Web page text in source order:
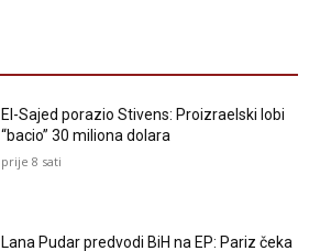
El-Sajed porazio Stivens: Proizraelski lobi
“bacio” 30 miliona dolara
prije 8 sati
Lana Pudar predvodi BiH na EP: Pariz čeka